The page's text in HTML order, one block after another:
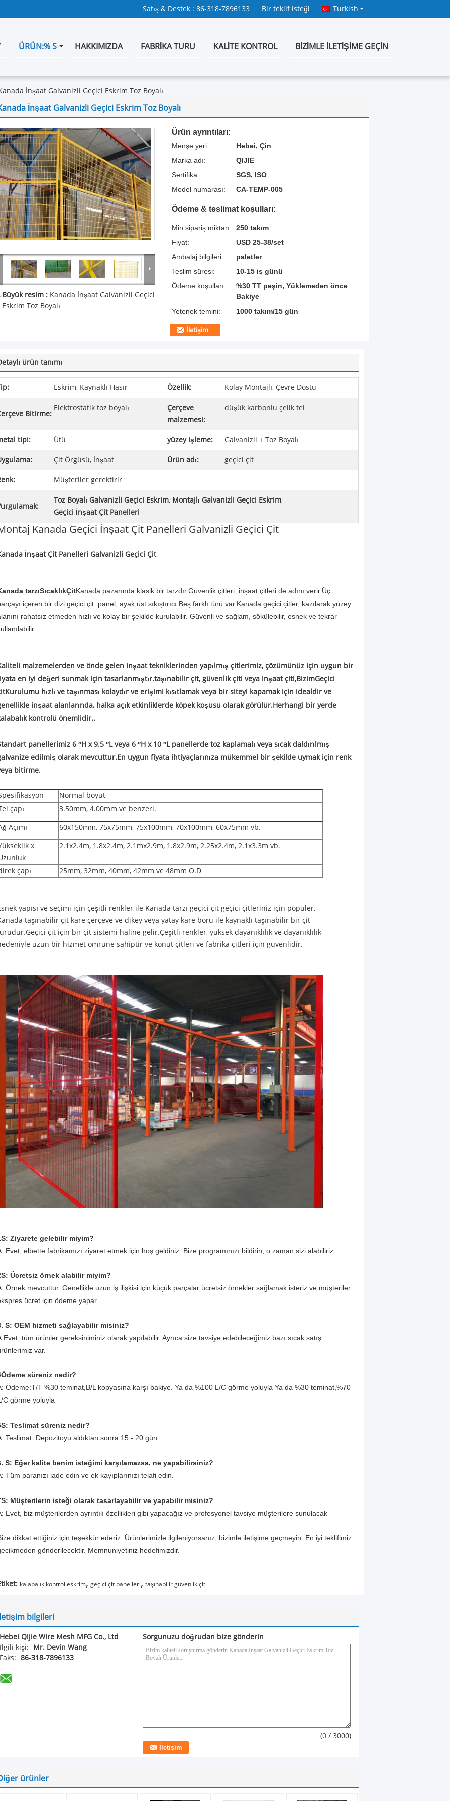
Satış & Destek : 86-318-7896133 Bir teklif isteği Turkish
ÜRÜN:% S HAKKIMIZDA FABRIKA TURU KALITE KONTROL BIZIMLE ILETIŞIME GEÇIN
İnşaat Galvanizli Geçici Eskrim Toz Boyalı
İnşaat Galvanizli Geçici Eskrim Toz Boyalı
Büyük resim : Kanada İnşaat Galvanizli Geçici
Eskrim Toz Boyalı
Ürün ayrıntıları:
Menşe yeri:
Hebei, Çin
Marka adı:
QIJIE
Sertifika:
SGS, ISO
Model numarası:
CA-TEMP-005
Ödeme & teslimat koşulları:
Min sipariş miktarı:
250 takım
Fiyat:
USD 25-38/set
Ambalaj bilgileri:
paletler
Teslim süresi:
10-15 iş günü
Ödeme koşulları:
%30 TT peşin, Yüklemeden önce
Bakiye
Yetenek temini:
1000 takım/15 gün
İletişim
ürün tanımı
Eskrim, Kaynaklı Hasır Özellik: Kolay Montajlı, Çevre Dostu
Bitirme:
Elektrostatik toz boyalı
Çerçeve
malzemesi:
düşük karbonlu çelik tel
tipi: Ütü yüzey işleme: Galvanizli + Toz Boyalı
Çit Örgüsü, İnşaat Ürün adı: geçici çit
Müşteriler gerektirir
Toz Boyalı Galvanizli Geçici Eskrim, Montajlı Galvanizli Geçici Eskrim,
Geçici İnşaat Çit Panelleri
Kanada Geçici İnşaat Çit Panelleri Galvanizli Geçici Çit
İnşaat Çit Panelleri Galvanizli Geçici Çit
tarzıSıcaklıkÇitKanada pazarında klasik bir tarzdır.Güvenlik çitleri, inşaat çitleri de adını verir.Üç
içeren bir dizi geçici çit: panel, ayak,üst sıkıştırıcı.Beş farklı türü var.Kanada geçici çitler, kazılarak yüzey
rahatsız etmeden hızlı ve kolay bir şekilde kurulabilir. Güvenli ve sağlam, sökülebilir, esnek ve tekrar
malzemelerden ve önde gelen inşaat tekniklerinden yapılmış çitlerimiz, çözümünüz için uygun bir
en iyi değeri sunmak için tasarlanmıştır.taşınabilir çit, güvenlik çiti veya inşaat çiti,BizimGeçici
Kurulumu hızlı ve taşınması kolaydır ve erişimi kısıtlamak veya bir siteyi kapamak için idealdir ve
inşaat alanlarında, halka açık etkinliklerde köpek koşusu olarak görülür.Herhangi bir yerde
kontrolü önemlidir..
panellerimiz 6 ′′H x 9.5 ′′L veya 6 ′′H x 10 ′′L panellerde toz kaplamalı veya sıcak daldırılmış
edilmiş olarak mevcuttur.En uygun fiyata ihtiyaçlarınıza mükemmel bir şekilde uymak için renk
bitirme.
Normal boyut
çapı
3.50mm, 4.00mm ve benzeri.
Açımı 60x150mm, 75x75mm, 75x100mm, 70x100mm, 60x75mm vb.
x
2.1x2.4m, 1.8x2.4m, 2.1mx2.9m, 1.8x2.9m, 2.25x2.4m, 2.1x3.3m vb.
çapı 25mm, 32mm, 40mm, 42mm ve 48mm O.D
yapısı ve seçimi için çeşitli renkler ile Kanada tarzı geçici çit geçici çitleriniz için popüler.
taşınabilir çit kare çerçeve ve dikey veya yatay kare boru ile kaynaklı taşınabilir bir çit
çit için bir çit sistemi haline gelir.Çeşitli renkler, yüksek dayanıklılık ve dayanıklılık
uzun bir hizmet ömrüne sahiptir ve konut çitleri ve fabrika çitleri için güvenlidir.
Ziyarete gelebilir miyim?
Evet, elbette fabrikamızı ziyaret etmek için hoş geldiniz. Bize programınızı bildirin, o zaman sizi alabiliriz.
Ücretsiz örnek alabilir miyim?
Örnek mevcuttur. Genellikle uzun iş ilişkisi için küçük parçalar ücretsiz örnekler sağlamak isteriz ve müşteriler
ücret için ödeme yapar.
S: OEM hizmeti sağlayabilir misiniz?
tüm ürünler gereksiniminiz olarak yapılabilir. Ayrıca size tavsiye edebileceğimiz bazı sıcak satış
var.
süreniz nedir?
Ödeme:T/T %30 teminat,B/L kopyasına karşı bakiye. Ya da %100 L/C görme yoluyla Ya da %30 teminat,%70
C görme yoluyla
Teslimat süreniz nedir?
Teslimat: Depozitoyu aldıktan sonra 15 - 20 gün.
S: Eğer kalite benim isteğimi karşılamazsa, ne yapabilirsiniz?
Tüm paranızı iade edin ve ek kayıplarınızı telafi edin.
Müşterilerin isteği olarak tasarlayabilir ve yapabilir misiniz?
Evet, biz müşterilerden ayrıntılı özellikleri gibi yapacağız ve profesyonel tavsiye müşterilere sunulacak
dikkat ettiğiniz için teşekkür ederiz. Ürünlerimizle ilgileniyorsanız, bizimle iletişime geçmeyin. En iyi teklifimiz
gönderilecektir. Memnuniyetiniz hedefimizdir.
kalabalık kontrol eskrim, geçici çit panelleri, taşınabilir güvenlik çit
bilgileri
Hebei Qijie Wire Mesh MFG Co., Ltd
İlgili kişi:
Mr. Devin Wang
Faks: 86-318-7896133
Sorgunuzu doğrudan bize gönderin
(0 / 3000)
ürünler